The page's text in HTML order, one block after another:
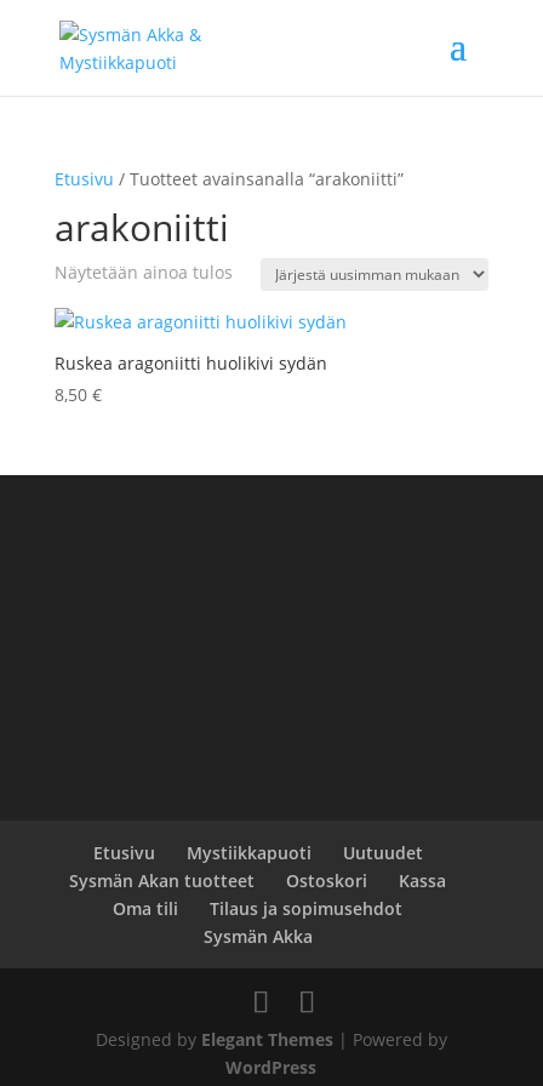
Etusivu / Tuotteet avainsanalla “arakoniitti”
arakoniitti
Näytetään ainoa tulos
Ruskea aragoniitti huolikivi sydän
8,50 €
Etusivu Mystiikkapuoti
Uutuudet
Sysmän Akan tuotteet
Ostoskori
Kassa
Oma tili
Tilaus ja sopimusehdot
Sysmän Akka
Designed by Elegant Themes| Powered by
WordPress